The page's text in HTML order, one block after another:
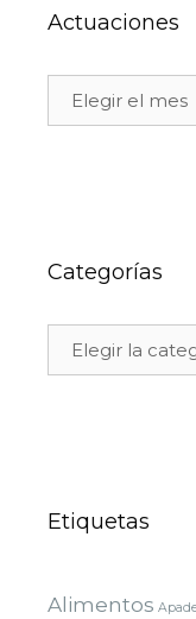
Actuaciones
Categorías
Etiquetas
Alimentos